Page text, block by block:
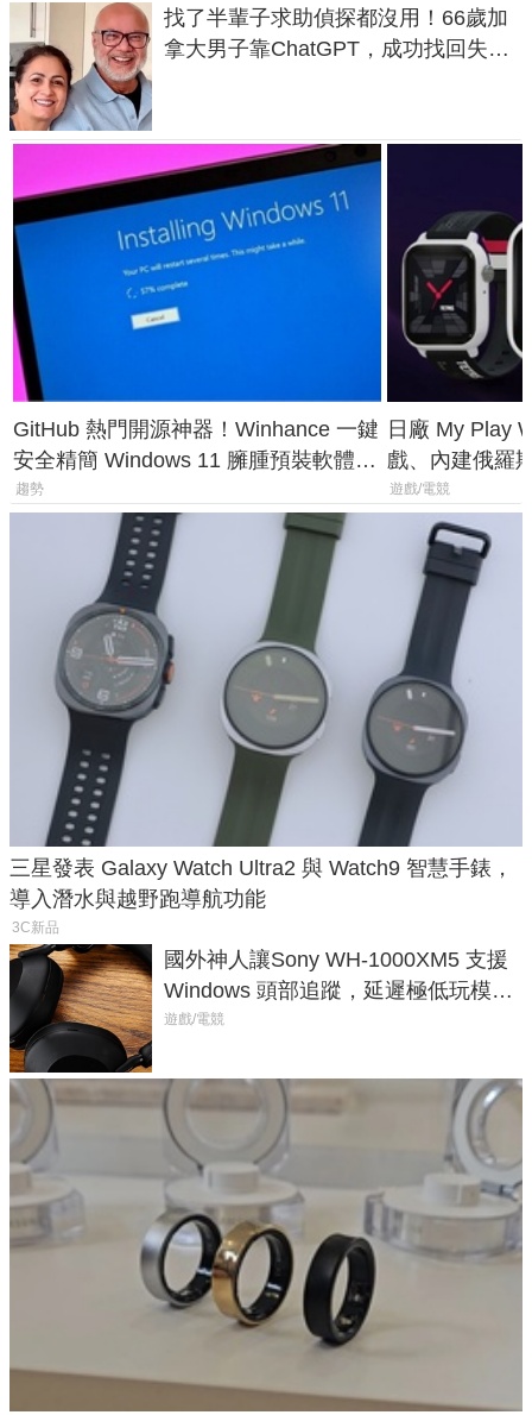
找了半輩子求助偵探都沒用！66歲加
拿大男子靠ChatGPT，成功找回失散
GitHub 熱門開源神器！Winhance 一鍵
安全精簡 Windows 11 臃腫預裝軟體與
後台追蹤
趨勢
日廠 My Play
戲、內建俄羅
過竟然不能連
遊戲/電競
三星發表 Galaxy Watch Ultra2 與 Watch9 智慧手錶，
導入潛水與越野跑導航功能
3C新品
國外神人讓Sony WH-1000XM5 支援
Windows 頭部追蹤，延遲極低玩模擬
飛行超有感
遊戲/電競